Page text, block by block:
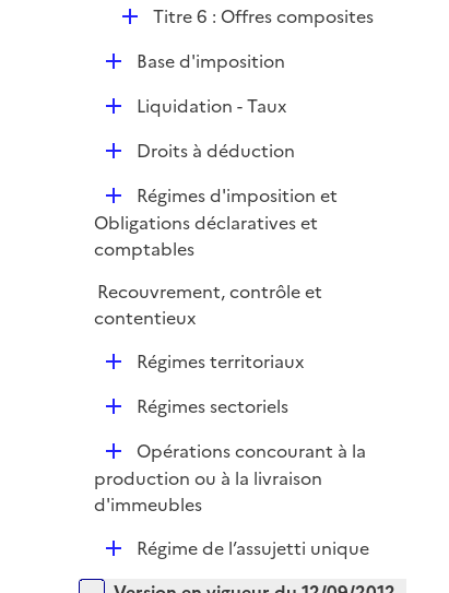
i
e
r
D
p
i
e
Titre 6 : Offres composites
D
r
Base d'imposition
D
i
e
r
Liquidation - Taux
D
l
i
r
Droits à déduction
D
é
p
i
e
Régimes d'imposition et
Obligations déclaratives et
comptables
Recouvrement, contrôle et
contentieux
D
e
r
Régimes territoriaux
D
l
i
Régimes sectoriels
D
é
p
e
Opérations concourant à la
production ou à la livraison
d'immeubles
DRégime de l’assujetti unique